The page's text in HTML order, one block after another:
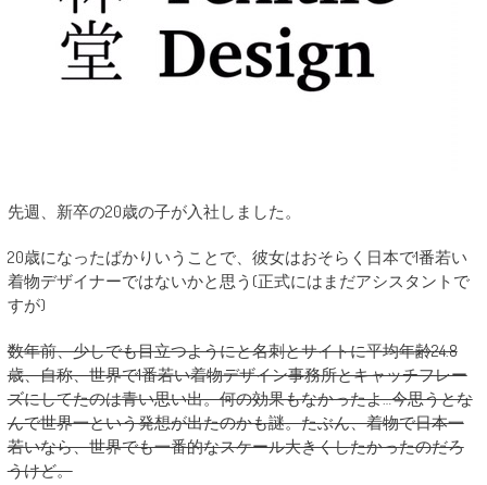
先週、新卒の20歳の子が入社しました。
‪20歳になったばかりいうことで、彼女はおそらく日本で1番若い
着物デザイナーではないかと思う(正式にはまだアシスタントで
すが)‬
数年前、少しでも目立つようにと名刺とサイトに平均年齢24.8
歳、自称、世界で1番若い着物デザイン事務所とキャッチフレー
ズにしてたのは青い思い出。何の効果もなかったよ…今思うとな
んで世界一という発想が出たのかも謎。たぶん、着物で日本一
若いなら、世界でも一番的なスケール大きくしたかったのだろ
うけど。